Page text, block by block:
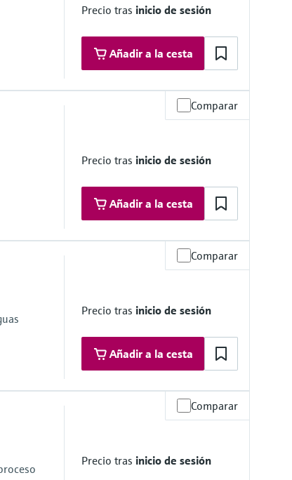
Precio tras inicio de sesión
Añadir a la cesta
Comparar
Precio tras inicio de sesión
Añadir a la cesta
Comparar
Precio tras inicio de sesión
Añadir a la cesta
5 y GB 7481-87
Comparar
Precio tras inicio de sesión